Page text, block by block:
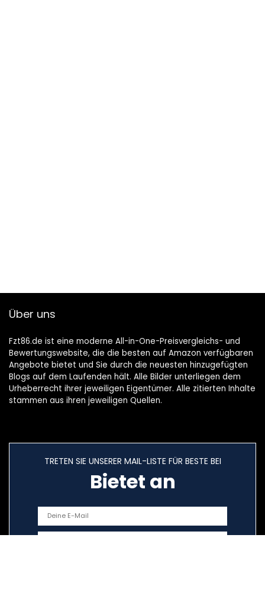
Über uns
Fzt86.de ist eine moderne All-in-One-Preisvergleichs- und
Bewertungswebsite, die die besten auf Amazon verfügbaren
Angebote bietet und Sie durch die neuesten hinzugefügten
Blogs auf dem Laufenden hält. Alle Bilder unterliegen dem
Urheberrecht ihrer jeweiligen Eigentümer. Alle zitierten Inhalte
stammen aus ihren jeweiligen Quellen.
TRETEN SIE UNSERER MAIL-LISTE FÜR BESTE BEI
Bietet an